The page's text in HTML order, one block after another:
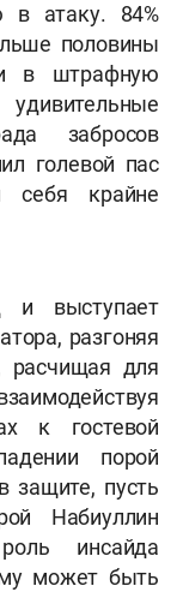
в атаку. 84%
половины
в штрафную
забросов
голевой пас
себя крайне
и выступает
разгоняя
расчищая для
к гостевой
порой
защите, пусть
Набиуллин
инсайда
может быть